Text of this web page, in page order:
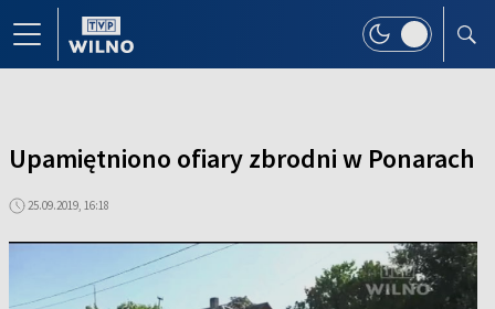
Upamiętniono ofiary zbrodni w Ponarach
25.09.2019, 16:18